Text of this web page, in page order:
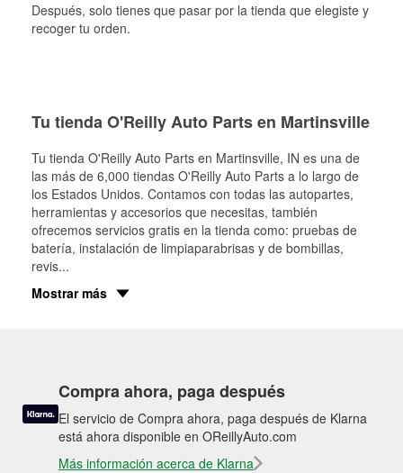
Después, solo tienes que pasar por la tienda que elegiste y
recoger tu orden.
Tu tienda O'Reilly Auto Parts en Martinsville
Tu tienda O'Reilly Auto Parts en Martinsville, IN es una de
las más de 6,000 tiendas O'Reilly Auto Parts a lo largo de
los Estados Unidos. Contamos con todas las autopartes,
herramientas y accesorios que necesitas, también
ofrecemos servicios gratis en la tienda como: pruebas de
batería, instalación de limpiaparabrisas y de bombillas,
revis...
Mostrar más
Compra ahora, paga después
El servicio de Compra ahora, paga después de Klarna
está ahora disponible en OReillyAuto.com
Más información acerca de Klarna